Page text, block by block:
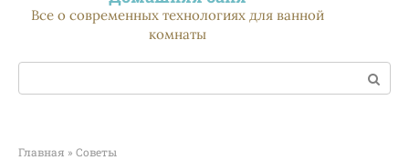
Все о современных технологиях для ванной
комнаты
Поиск:
Главная » Советы